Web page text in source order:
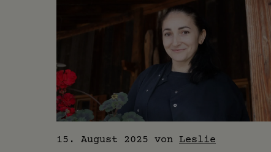
15. August 2025 von Leslie